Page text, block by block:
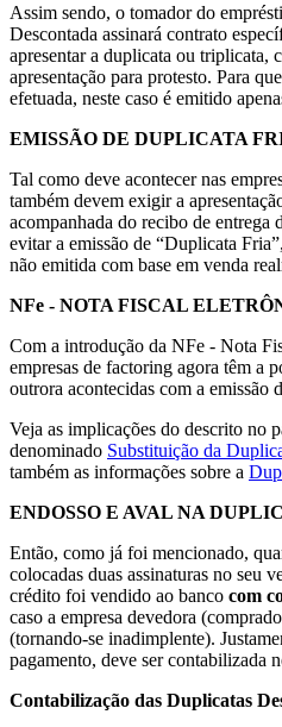
Assim sendo, o tomador do
Descontada assinará contrato
apresentar a duplicata ou triplicata,
apresentação para protesto. Para
efetuada, neste caso é emitido
EMISSÃO DE DUPLICATA
Tal como deve acontecer nas
também devem exigir a
acompanhada do recibo de entrega
evitar a emissão de “Duplicata
não emitida com base em venda
NFe - NOTA FISCAL
Com a introdução da NFe - Nota
empresas de factoring agora têm a
outrora acontecidas com a emissão
Veja as implicações do descrito no
denominado Substituição da
também as informações sobre a
ENDOSSO E AVAL NA
Então, como já foi mencionado,
colocadas duas assinaturas no seu
crédito foi vendido ao banco com
caso a empresa devedora
(tornando-se inadimplente).
pagamento, deve ser contabilizada
Contabilização das Duplicatas